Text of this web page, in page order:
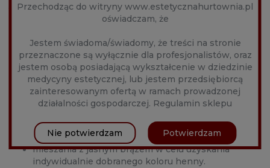
Jakie efekty daje brązowa henna RefectoCil Nr 3:
długie, bardzo ciemne i pełne rzęsy,
idealnie podkreślone brwi,
utrzymuje się do 6 tygodni.
Brązowa henna RefectoCil Nr 3 nadaje bardzo ciemny
brąz z idealnym kryciem i jest polecana do:
henny brwi dla osób, które maja ciemnobrązowe
henny brwi i rzęs dla osób, które lubią naturalny
styl,
mieszania z jasnym brązem w celu uzyskania
indywidualnie dobranego koloru henny.
Przechodząc do witryny www.estetycznahurtownia.pl
oświadczam, że
Jestem świadoma/świadomy, że treści na stronie
przeznaczone są wyłącznie dla profesjonalistów, oraz
jestem osobą posiadającą wykształcenie w dziedzinie
medycyny estetycznej, lub jestem przedsiębiorcą
zainteresowanym ofertą w ramach prowadzonej
działalności gospodarczej. Regulamin sklepu
Nie potwierdzam Potwierdzam